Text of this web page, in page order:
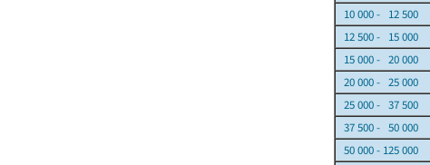
10 000 - 12 500
12 500 - 15 000
15 000 - 20 000
20 000 - 25 000
25 000 - 37 500
37 500 - 50 000
50 000 - 125 000